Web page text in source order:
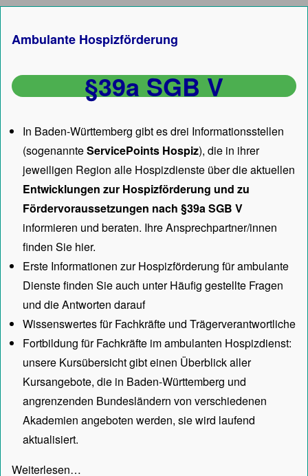
Ambulante Hospizförderung
§39a SGB V
In Baden-Württemberg gibt es drei Informationsstellen
(sogenannteServicePoints Hospiz), die in ihrer
jeweiligen Region alle Hospizdienste über die aktuellen
Entwicklungen zur Hospizförderung und zu
Fördervoraussetzungen nach §39a SGB V
informieren und beraten. Ihre Ansprechpartner/innen
finden Sie hier.
Erste Informationen zur Hospizförderung für ambulante
Dienste finden Sie auch unterHäufig gestellte Fragen
und die Antworten darauf
Wissenswertes für Fachkräfte und Trägerverantwortliche
Fortbildung für Fachkräfte im ambulanten Hospizdienst:
unsere Kursübersichtgibt einen Überblick aller
Kursangebote, die in Baden-Württemberg und
angrenzenden Bundesländern von verschiedenen
Akademien angeboten werden, sie wird laufend
aktualisiert.
Weiterlesen…